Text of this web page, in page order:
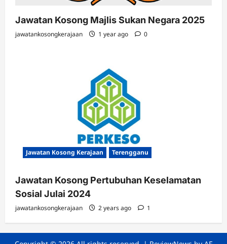
Jawatan Kosong Majlis Sukan Negara 2025
jawatankosongkerajaan 1 year ago 0
Jawatan Kosong Kerajaan Terengganu
Jawatan Kosong Pertubuhan Keselamatan
Sosial Julai 2024
jawatankosongkerajaan 2 years ago 1